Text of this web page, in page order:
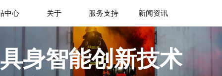
中心 关于
游
服务支持 新闻资讯
具身智能创新技术